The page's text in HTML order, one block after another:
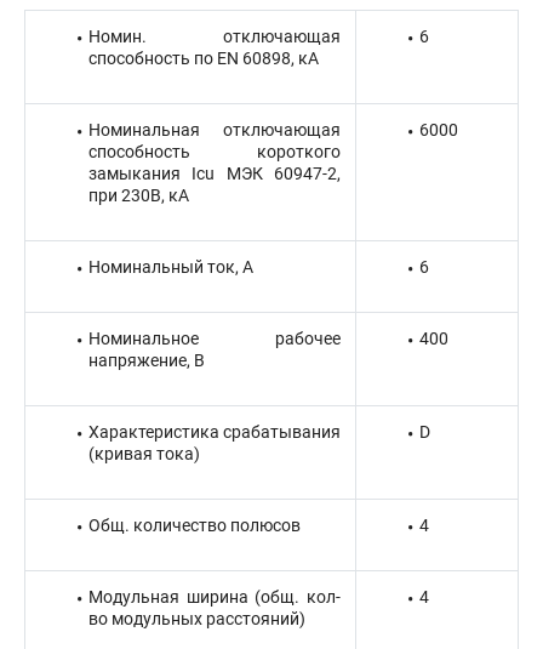
Номин. отключающая
способность по EN 60898, кА
6
Номинальная отключающая
способность короткого
замыкания Icu МЭК 60947-2,
при 230В, кА
6000
Номинальный ток, А 6
Номинальное рабочее
напряжение, В
400
Характеристика срабатывания
(кривая тока)
D
Общ. количество полюсов 4
Модульная ширина (общ. кол-
во модульных расстояний)
4